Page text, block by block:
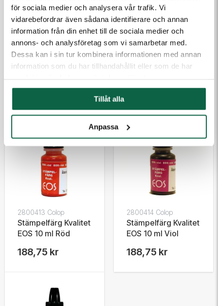
för sociala medier och analysera vår trafik. Vi
vidarebefordrar även sådana identifierare och annan
information från din enhet till de sociala medier och
annons- och analysföretag som vi samarbetar med.
Dessa kan i sin tur kombinera informationen med annan
information som du har tillhandahållit eller som de har
Tillåt alla
Anpassa
2800412 Colop
Stämpelfärg Kvalitet
EOS 10 ml Blå
188,75 kr
2800415 Colop
Stämpelfärg Kvalitet
EOS 10 ml Grön
188,75 kr
2800413 Colop
Stämpelfärg Kvalitet
EOS 10 ml Röd
188,75 kr
2800414 Colop
Stämpelfärg Kvalitet
EOS 10 ml Viol
188,75 kr